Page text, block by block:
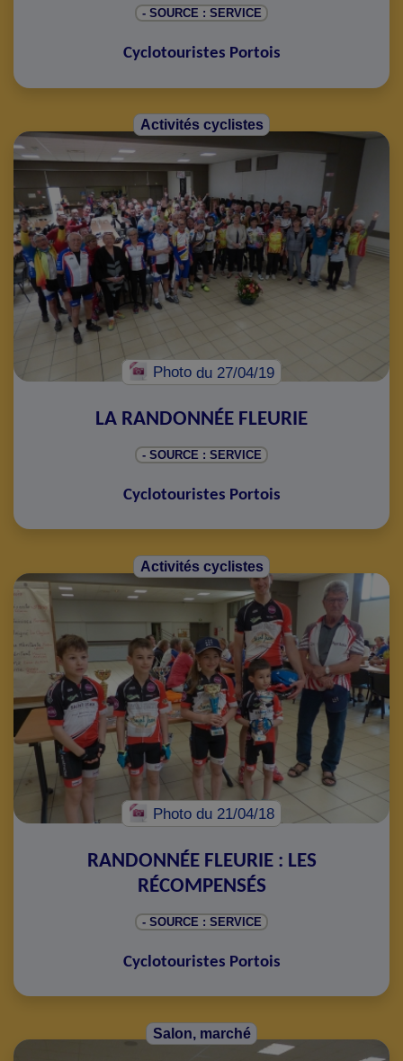
- SOURCE : SERVICE
Cyclotouristes Portois
Activités cyclistes
Photo du 27/04/19
LA RANDONNÉE FLEURIE
- SOURCE : SERVICE
Cyclotouristes Portois
Activités cyclistes
Photo du 21/04/18
RANDONNÉE FLEURIE : LES
RÉCOMPENSÉS
- SOURCE : SERVICE
Cyclotouristes Portois
Salon, marché